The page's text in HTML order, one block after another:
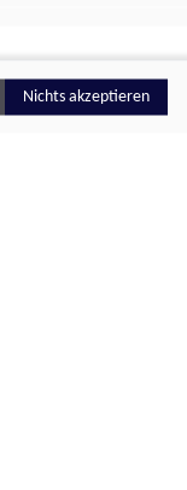
Nichts akzeptieren